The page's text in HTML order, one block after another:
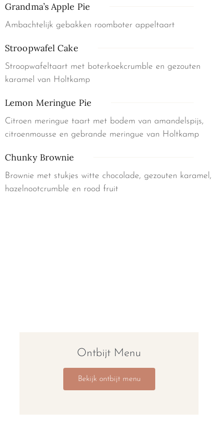
Grandma’s Apple Pie
Ambachtelijk gebakken roomboter appeltaart
Stroopwafel Cake
Stroopwafeltaart met boterkoekcrumble en gezouten
karamel van Holtkamp
Lemon Meringue Pie
Citroen meringue taart met bodem van amandelspijs,
citroenmousse en gebrande meringue van Holtkamp
Chunky Brownie
Brownie met stukjes witte chocolade, gezouten karamel,
hazelnootcrumble en rood fruit
Ontbijt Menu
Bekijk ontbijt menu